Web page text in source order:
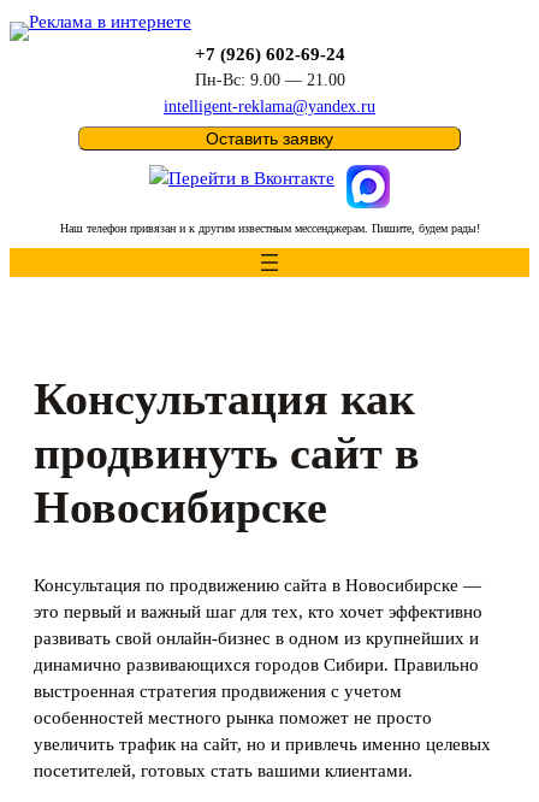
Перейти
+7 (926) 602-69-24
Пн-Вс: 9.00 — 21.00
intelligent-reklama@yandex.ru
Оставить заявку
Наш телефон привязан и к другим известным мессенджерам. Пишите, будем рады!
Консультация как
продвинуть сайт в
Новосибирске
Консультация по продвижению сайта в Новосибирске —
это первый и важный шаг для тех, кто хочет эффективно
развивать свой онлайн-бизнес в одном из крупнейших и
динамично развивающихся городов Сибири. Правильно
выстроенная стратегия продвижения с учетом
особенностей местного рынка поможет не просто
увеличить трафик на сайт, но и привлечь именно целевых
посетителей, готовых стать вашими клиентами.